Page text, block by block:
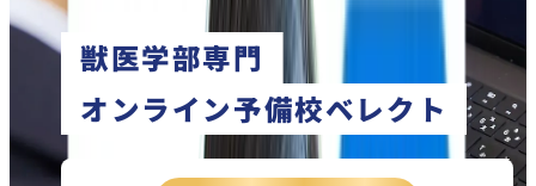
獣医学部専門
オンライン予備校ベレクト